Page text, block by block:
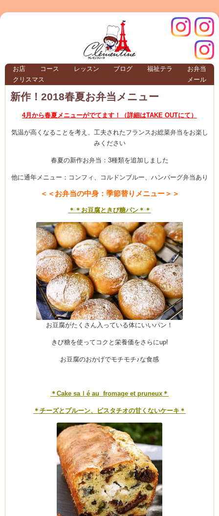
クレモンティーヌ – 新百合ヶ丘の料理教
室・テイクアウト Clémentine (produced
by CEDO)
お店 コース レッスン ブログ 福祉テラ
お弁当
クリスマス
メール
インス
クレモ
ーヌ
新作！2018春夏お弁当メニュー
4月から春夏メニューがでてます！（詳細はTAKE OUTにて）
気温が高くなることを考え、工夫されたフランスお総菜弁当をお楽し
みください
春夏の新作お弁当：3種類を追加しました
他に通年メニュー：コンフィ、コルドンブルー、ハンバーグ弁当あり
＜＜お弁当の中身：季節替りメニュー＞＞
＊＊お豆腐ときび糖パン＊＊
お豆腐がたくさん入っている体にいいパン！
きび糖を使ってコクと栄養価をさらにup!
お豆腐のおかげでモチモチ♪な食感
＊Cake saｌé au fromage et pruneux＊
＊チーズとプルーン、ピスタチオの甘くないケーキ＊